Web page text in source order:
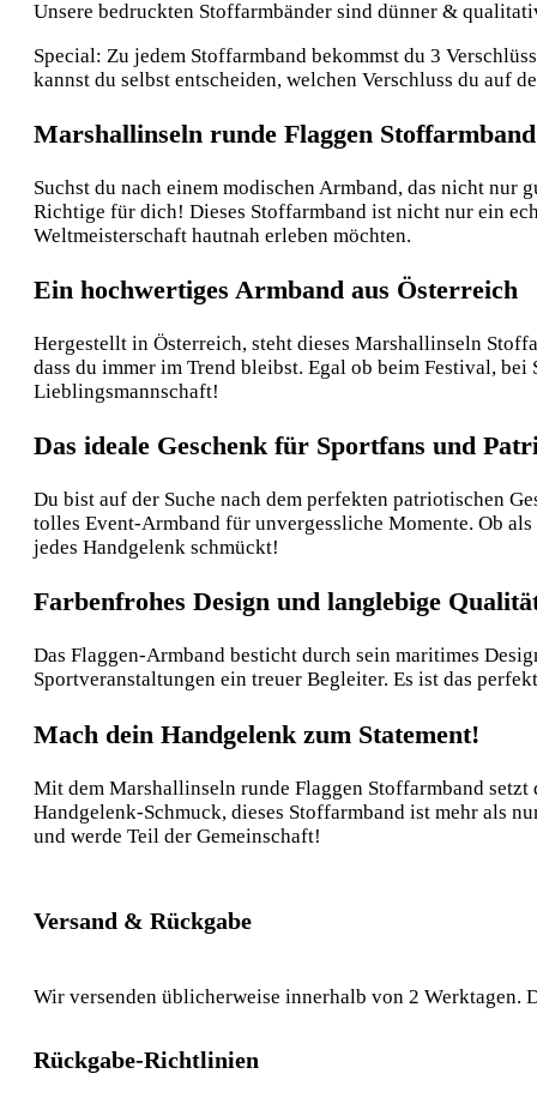
Unsere bedruckten Stoffarmbänder sind dünner &
Special: Zu jedem Stoffarmband bekommst du 3
kannst du selbst entscheiden, welchen Verschluss du auf
Marshallinseln runde Flaggen
Suchst du nach einem modischen Armband, das nicht nur
Richtige für dich! Dieses Stoffarmband ist nicht nur ein
Weltmeisterschaft hautnah erleben möchten.
Ein hochwertiges Armband aus Österreich
Hergestellt in Österreich, steht dieses Marshallinseln
dass du immer im Trend bleibst. Egal ob beim Festival,
Lieblingsmannschaft!
Das ideale Geschenk für Sportfans und
Du bist auf der Suche nach dem perfekten patriotischen
tolles Event-Armband für unvergessliche Momente. Ob
jedes Handgelenk schmückt!
Farbenfrohes Design und langlebige
Das Flaggen-Armband besticht durch sein maritimes
Sportveranstaltungen ein treuer Begleiter. Es ist das
Mach dein Handgelenk zum Statement!
Mit dem Marshallinseln runde Flaggen Stoffarmband
Handgelenk-Schmuck, dieses Stoffarmband ist mehr als
und werde Teil der Gemeinschaft!
Versand & Rückgabe
Wir versenden üblicherweise innerhalb von 2 Werktagen.
Rückgabe-Richtlinien